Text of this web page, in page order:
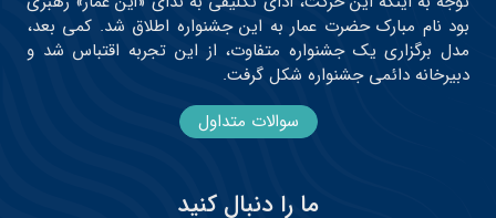
بود نام مبارک حضرت عمار به این جشنواره اطلاق شد. کمی بعد،
مدل برگزاری یک جشنواره متفاوت، از این تجربه اقتباس شد و
دبیرخانه دائمی جشنواره شکل گرفت.
سوالات متداول
ما را دنبال کنید